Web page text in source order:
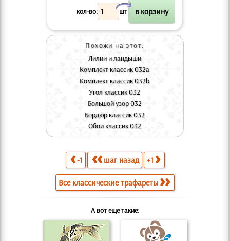
кол-во: шт.
X
Похожи на этот:
Лилии и ландыши
Комплект классик 032a
Комплект классик 032b
Угол классик 032
Большой узор 032
Бордюр классик 032
Обои классик 032
-1 шаг назад +1
Все классические трафареты
А вот еще такие: